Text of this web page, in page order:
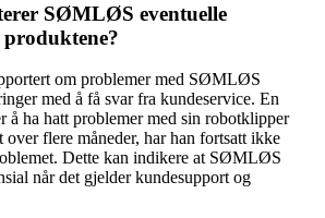
SØMLØS eventuelle
om problemer med SØMLØS
med å få svar fra kundeservice. En
å ha hatt problemer med sin robotklipper
over flere måneder, har han fortsatt ikke
Dette kan indikere at SØMLØS
når det gjelder kundesupport og